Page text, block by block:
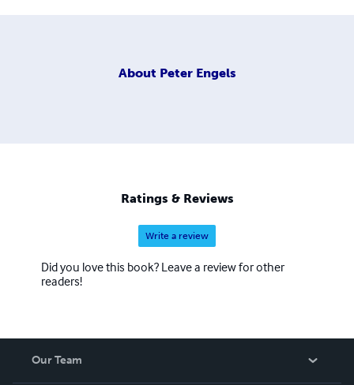
About Peter Engels
Ratings & Reviews
Write a review
Did you love this book? Leave a review for other
readers!
Our Team